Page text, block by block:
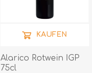
Alarico Rotwein IGP
75cl
KAUFEN